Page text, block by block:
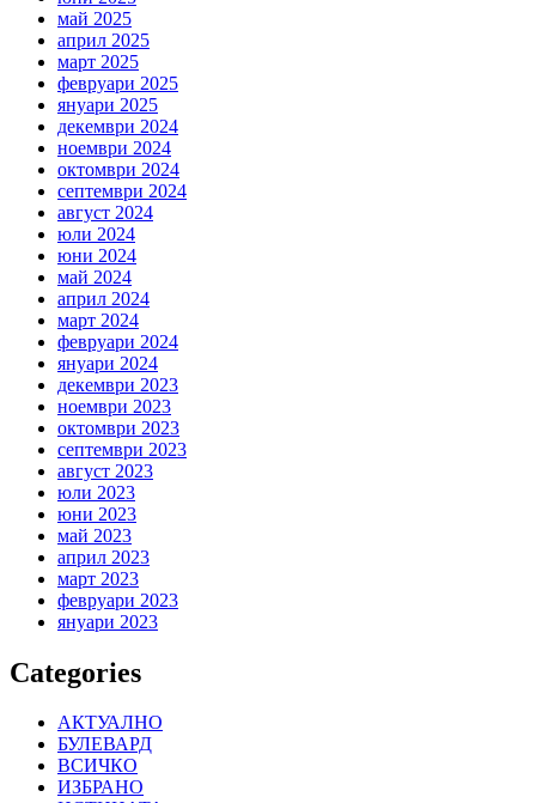
май 2025
април 2025
март 2025
февруари 2025
януари 2025
декември 2024
ноември 2024
октомври 2024
септември 2024
август 2024
юли 2024
юни 2024
май 2024
април 2024
март 2024
февруари 2024
януари 2024
декември 2023
ноември 2023
октомври 2023
септември 2023
август 2023
юли 2023
юни 2023
май 2023
април 2023
март 2023
февруари 2023
януари 2023
Categories
АКТУАЛНО
БУЛЕВАРД
ВСИЧКО
ИЗБРАНО